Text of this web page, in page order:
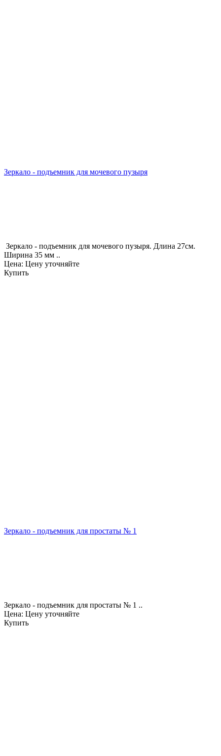
Зеркало - подъемник для мочевого пузыря
Зеркало - подъемник для мочевого пузыря. Длина 27см.
Ширина 35 мм ..
Цена: Цену уточняйте
Купить
Зеркало - подъемник для простаты № 1
Зеркало - подъемник для простаты № 1 ..
Цена: Цену уточняйте
Купить